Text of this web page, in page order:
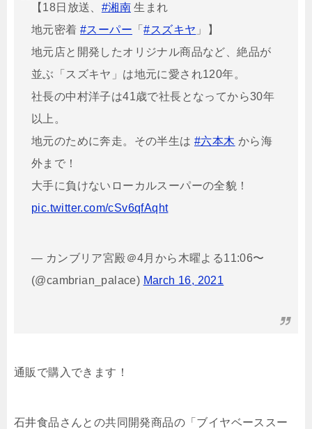
【18日放送、 #湘南 生まれ
地元密着 #スーパー 「#スズキヤ 」】
地元店と開発したオリジナル商品など、絶品が
並ぶ「スズキヤ」は地元に愛され120年。
社長の中村洋子は41歳で社長となってから30年
以上。
地元のために奔走。その半生は #六本木 から海
外まで！
大手に負けないローカルスーパーの全貌！
pic.twitter.com/cSv6qfAqht
— カンブリア宮殿＠4月から木曜よる11:06〜
(@cambrian_palace) March 16, 2021
通販で購入できます！
石井食品さんとの共同開発商品の「ブイヤベーススー